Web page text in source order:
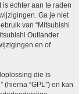
echter aan te raden
Ga je niet
van “Mitsubishi
Outlander
en of
die is
” (hierna “GPL”) en kan